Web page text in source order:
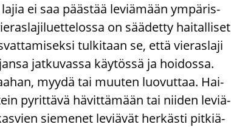
ei saa pääs­tää le­viä­mään ym­pä­ris­
on sää­det­ty hai­tal­li­set
tul­ki­taan se, että vie­ras­la­ji
jat­ku­vas­sa käy­tös­sä ja hoi­dos­sa.
myydä tai muu­ten luo­vut­taa. Hai­
py­rit­tä­vä hä­vit­tä­mään tai nii­den le­viä­
sie­me­net le­viä­vät her­käs­ti pit­kiä­